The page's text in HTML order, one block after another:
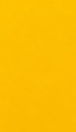
országain